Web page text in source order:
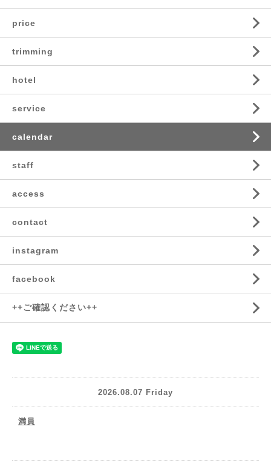
price
trimming
hotel
service
calendar
staff
access
contact
instagram
facebook
++ご確認ください++
2026.08.07 Friday
満員